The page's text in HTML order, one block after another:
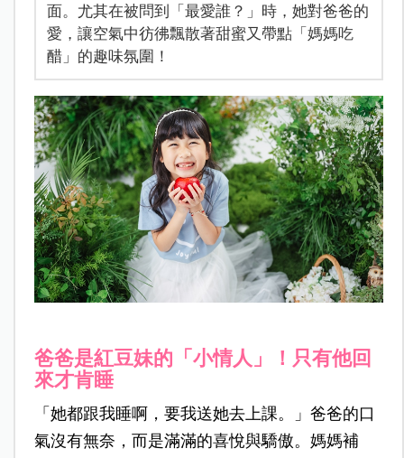
面。尤其在被問到「最愛誰？」時，她對爸爸的
愛，讓空氣中彷彿飄散著甜蜜又帶點「媽媽吃
醋」的趣味氛圍！
爸爸是紅豆妹的「小情人」！只有他回
來才肯睡
「她都跟我睡啊，要我送她去上課。」爸爸的口
氣沒有無奈，而是滿滿的喜悅與驕傲。媽媽補